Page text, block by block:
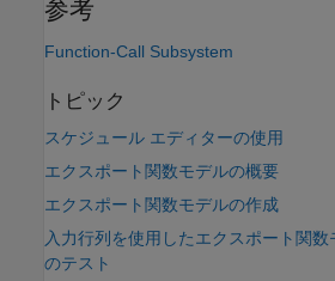
参考
Function-Call Subsystem
トピック
スケジュール エディターの使用
エクスポート関数モデルの概要
エクスポート関数モデルの作成
入力行列を使用したエクスポート関
のテスト